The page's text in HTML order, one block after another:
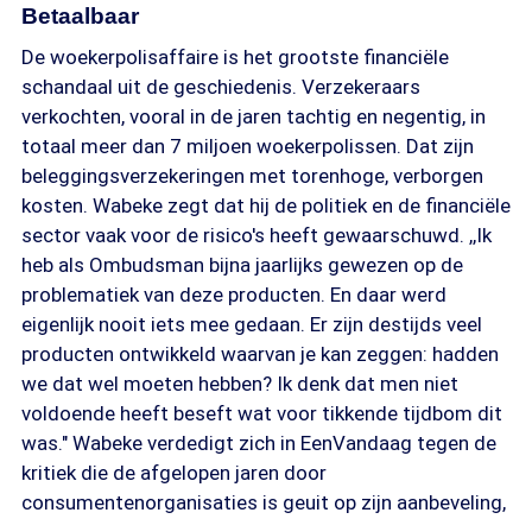
Betaalbaar
De woekerpolisaffaire is het grootste financiële
schandaal uit de geschiedenis. Verzekeraars
verkochten, vooral in de jaren tachtig en negentig, in
totaal meer dan 7 miljoen woekerpolissen. Dat zijn
beleggingsverzekeringen met torenhoge, verborgen
kosten. Wabeke zegt dat hij de politiek en de financiële
sector vaak voor de risico's heeft gewaarschuwd. ,,Ik
heb als Ombudsman bijna jaarlijks gewezen op de
problematiek van deze producten. En daar werd
eigenlijk nooit iets mee gedaan. Er zijn destijds veel
producten ontwikkeld waarvan je kan zeggen: hadden
we dat wel moeten hebben? Ik denk dat men niet
voldoende heeft beseft wat voor tikkende tijdbom dit
was." Wabeke verdedigt zich in EenVandaag tegen de
kritiek die de afgelopen jaren door
consumentenorganisaties is geuit op zijn aanbeveling,